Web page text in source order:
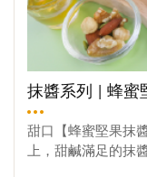
0851
無糖優格+40克蜂
中，開啟果汁模
冷凍6-8小時，就
不加鮮奶油，所以
冰沙~ 雪酪=清爽的
郁，口感順滑。蜜
建議先冷凍一小時
萊姆酒/清酒。➌
抹醬系列 | 蜂蜜
甜口【蜂蜜堅果抹
上，甜鹹滿足的抹